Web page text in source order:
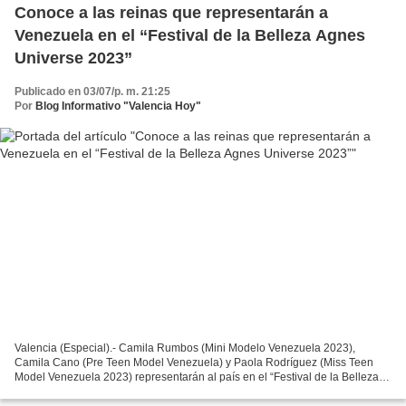
Conoce a las reinas que representarán a
Venezuela en el “Festival de la Belleza Agnes
Universe 2023”
Publicado en 03/07/p. m. 21:25
Por Blog Informativo "Valencia Hoy"
Valencia (Especial).- Camila Rumbos (Mini Modelo Venezuela 2023),
Camila Cano (Pre Teen Model Venezuela) y Paola Rodríguez (Miss Teen
Model Venezuela 2023) representarán al país en el “Festival de la Belleza